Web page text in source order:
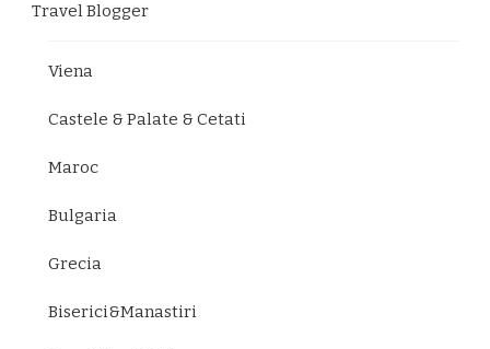
Travel Blogger
Viena
Castele & Palate & Cetati
Maroc
Bulgaria
Grecia
Biserici&Manastiri